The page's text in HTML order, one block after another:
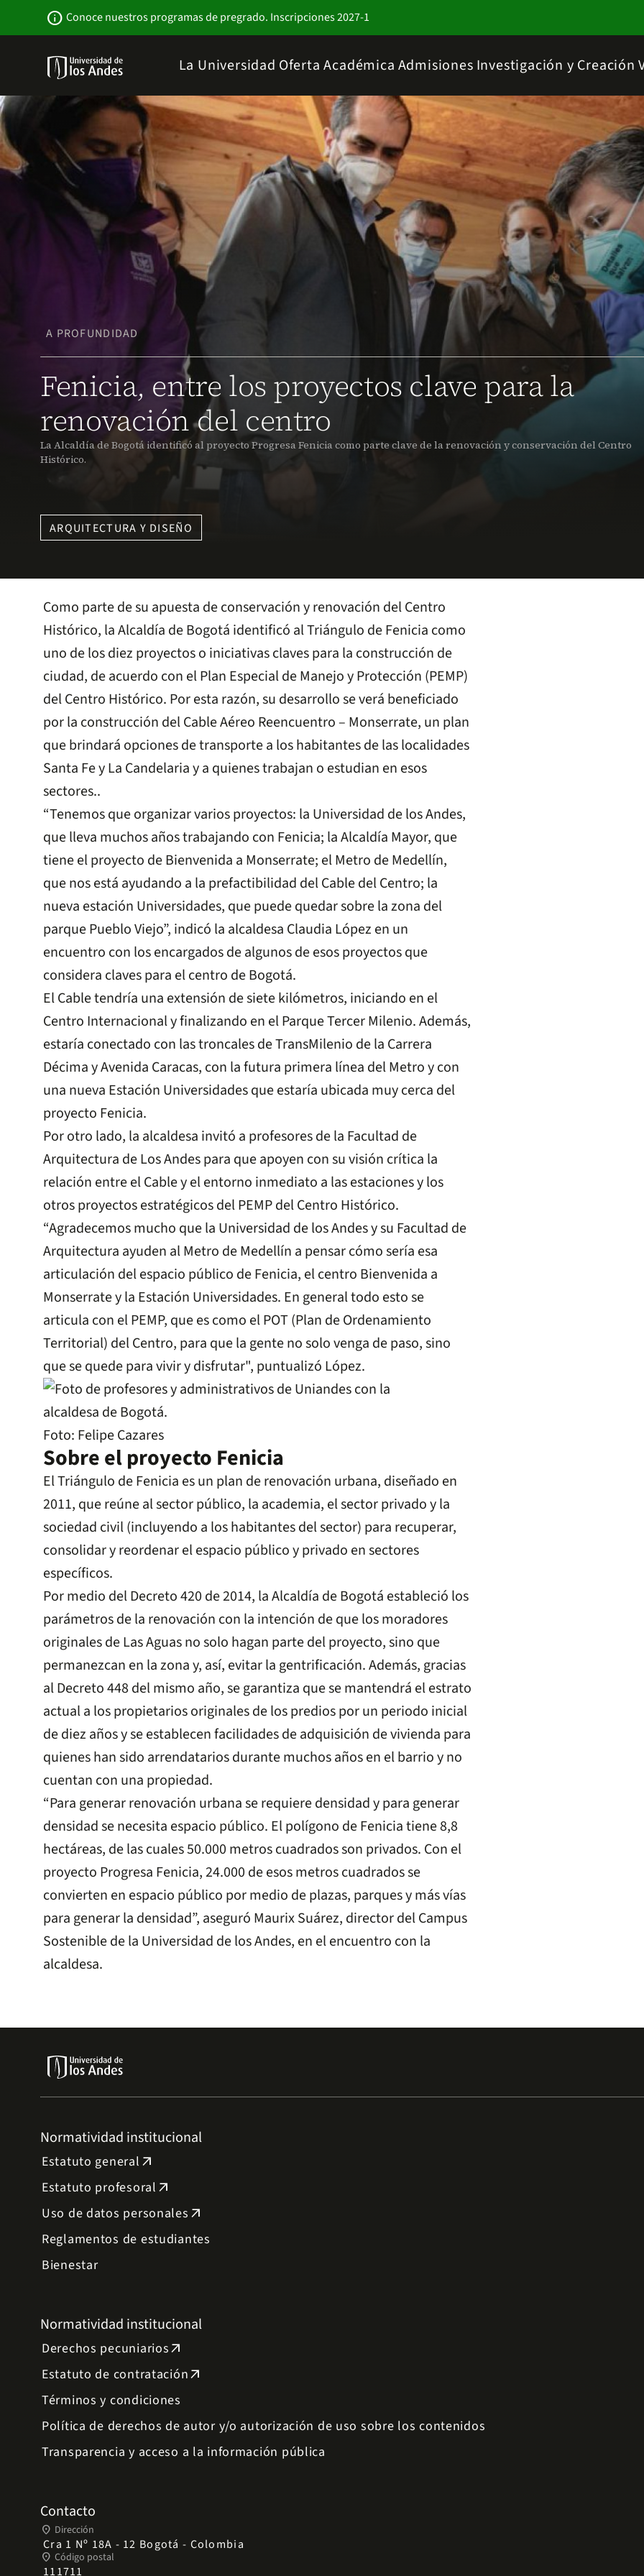
info Conoce nuestros programas de pregrado. Inscripciones 2027-1
Sitio
Institucional
La Universidad Oferta Académica Admisiones Investigación y Creación
A PROFUNDIDAD
Fenicia, entre los proyectos clave para la
renovación del centro
La Alcaldía de Bogotá identificó al proyecto Progresa Fenicia como parte clave de la renovación y conservación del Centro
Histórico.
ARQUITECTURA Y DISEÑO
Como parte de su apuesta de conservación y renovación del Centro
Histórico, la Alcaldía de Bogotá identificó al Triángulo de Fenicia como
uno de los diez proyectos o iniciativas claves para la construcción de
ciudad, de acuerdo con el Plan Especial de Manejo y Protección (PEMP)
del Centro Histórico. Por esta razón, su desarrollo se verá beneficiado
por la construcción del Cable Aéreo Reencuentro – Monserrate, un plan
que brindará opciones de transporte a los habitantes de las localidades
Santa Fe y La Candelaria y a quienes trabajan o estudian en esos
sectores..
“Tenemos que organizar varios proyectos: la Universidad de los Andes,
que lleva muchos años trabajando con Fenicia; la Alcaldía Mayor, que
tiene el proyecto de Bienvenida a Monserrate; el Metro de Medellín,
que nos está ayudando a la prefactibilidad del Cable del Centro; la
nueva estación Universidades, que puede quedar sobre la zona del
parque Pueblo Viejo”, indicó la alcaldesa Claudia López en un
encuentro con los encargados de algunos de esos proyectos que
considera claves para el centro de Bogotá.
El Cable tendría una extensión de siete kilómetros, iniciando en el
Centro Internacional y finalizando en el Parque Tercer Milenio. Además,
estaría conectado con las troncales de TransMilenio de la Carrera
Décima y Avenida Caracas, con la futura primera línea del Metro y con
una nueva Estación Universidades que estaría ubicada muy cerca del
proyecto Fenicia.
Por otro lado, la alcaldesa invitó a profesores de la Facultad de
Arquitectura de Los Andes para que apoyen con su visión crítica la
relación entre el Cable y el entorno inmediato a las estaciones y los
otros proyectos estratégicos del PEMP del Centro Histórico.
“Agradecemos mucho que la Universidad de los Andes y su Facultad de
Arquitectura ayuden al Metro de Medellín a pensar cómo sería esa
articulación del espacio público de Fenicia, el centro Bienvenida a
Monserrate y la Estación Universidades. En general todo esto se
articula con el PEMP, que es como el POT (Plan de Ordenamiento
Territorial) del Centro, para que la gente no solo venga de paso, sino
que se quede para vivir y disfrutar", puntualizó López.
Foto: Felipe Cazares
Sobre el proyecto Fenicia
El Triángulo de Fenicia es un plan de renovación urbana, diseñado en
2011, que reúne al sector público, la academia, el sector privado y la
sociedad civil (incluyendo a los habitantes del sector) para recuperar,
consolidar y reordenar el espacio público y privado en sectores
específicos.
Por medio del Decreto 420 de 2014, la Alcaldía de Bogotá estableció los
parámetros de la renovación con la intención de que los moradores
originales de Las Aguas no solo hagan parte del proyecto, sino que
permanezcan en la zona y, así, evitar la gentrificación. Además, gracias
al Decreto 448 del mismo año, se garantiza que se mantendrá el estrato
actual a los propietarios originales de los predios por un periodo inicial
de diez años y se establecen facilidades de adquisición de vivienda para
quienes han sido arrendatarios durante muchos años en el barrio y no
cuentan con una propiedad.
“Para generar renovación urbana se requiere densidad y para generar
densidad se necesita espacio público. El polígono de Fenicia tiene 8,8
hectáreas, de las cuales 50.000 metros cuadrados son privados. Con el
proyecto Progresa Fenicia, 24.000 de esos metros cuadrados se
convierten en espacio público por medio de plazas, parques y más vías
para generar la densidad”, aseguró Maurix Suárez, director del Campus
Sostenible de la Universidad de los Andes, en el encuentro con la
alcaldesa.
Normatividad institucional
Estatuto general arrow_outward
Estatuto profesoral arrow_outward
Uso de datos personales arrow_outward
Reglamentos de estudiantes
Bienestar
Normatividad institucional
Derechos pecuniariosarrow_outward
Estatuto de contrataciónarrow_outward
Términos y condiciones
Política de derechos de autor y/o autorización de uso sobre los contenidos
Transparencia y acceso a la información pública
Contacto
place Dirección
Cra 1 Nº 18A - 12 Bogotá - Colombia
place Código postal
111711